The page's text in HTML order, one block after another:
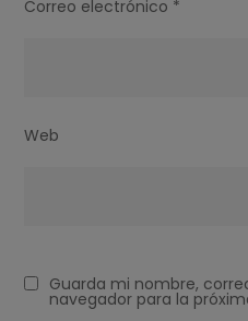
Correo electrónico *
Web
Guarda mi nombre,
navegador para la